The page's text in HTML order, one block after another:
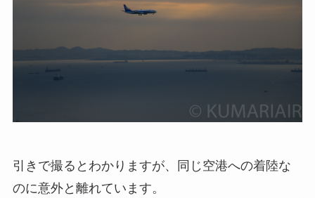
引きで撮るとわかりますが、同じ空港への着陸な
のに意外と離れています。